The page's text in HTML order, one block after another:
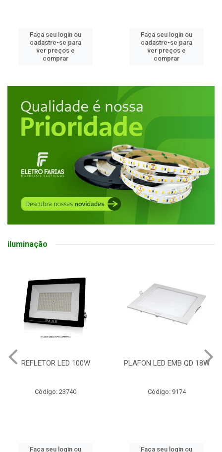
Faça seu login ou
cadastre-se para
ver preços e
comprar
Faça seu login ou
cadastre-se para
ver preços e
comprar
iluminação
REFLETOR LED 100W
Código: 23740
Faça seu login ou
PLAFON LED EMB QD 18W
Código: 9174
Faça seu login ou